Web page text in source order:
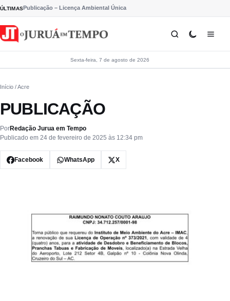
Pular para o conteúdo
ÚLTIMASPublicação – Licença Ambiental Única
Sexta-feira, 7 de agosto de 2026
Início / Acre
PUBLICAÇÃO
PorRedação Jurua em Tempo
Publicado em 24 de fevereiro de 2025 às 12:34 pm
Facebook WhatsApp X